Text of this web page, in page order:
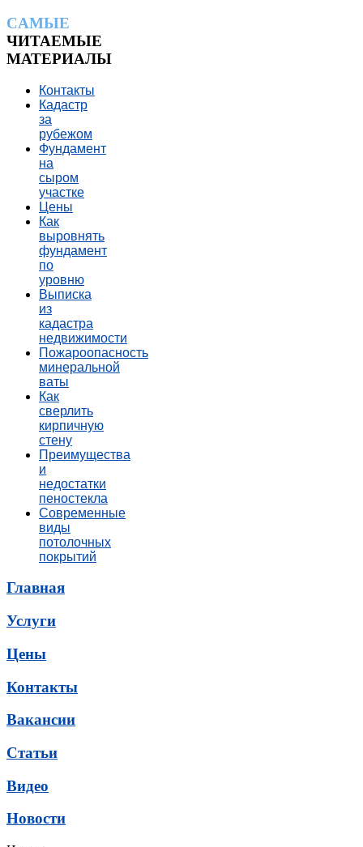
CАМЫЕ
ЧИТАЕМЫЕ
МАТЕРИАЛЫ
Контакты
Кадастр
за
рубежом
Фундамент
на
сыром
участке
Цены
Как
выровнять
фундамент
по
уровню
Выписка
из
кадастра
недвижимости
Пожароопасность
минеральной
ваты
Как
сверлить
кирпичную
стену
Преимущества
и
недостатки
пеностекла
Современные
виды
потолочных
покрытий
Главная
Услуги
Цены
Контакты
Вакансии
Статьи
Видео
Новости